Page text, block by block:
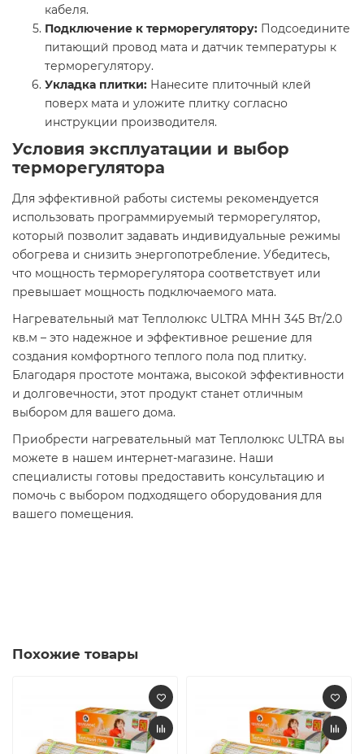
кабеля.​
Подключение к терморегулятору: Подсоедините
питающий провод мата и датчик температуры к
терморегулятору.​
Укладка плитки: Нанесите плиточный клей
поверх мата и уложите плитку согласно
инструкции производителя.​
Условия эксплуатации и выбор
терморегулятора
Для эффективной работы системы рекомендуется
использовать программируемый терморегулятор,
который позволит задавать индивидуальные режимы
обогрева и снизить энергопотребление. Убедитесь,
что мощность терморегулятора соответствует или
превышает мощность подключаемого мата.​
Нагревательный мат Теплолюкс ULTRA МНН 345 Вт/2.0
кв.м – это надежное и эффективное решение для
создания комфортного теплого пола под плитку.
Благодаря простоте монтажа, высокой эффективности
и долговечности, этот продукт станет отличным
выбором для вашего дома.​
Приобрести нагревательный мат Теплолюкс ULTRA вы
можете в нашем интернет-магазине. Наши
специалисты готовы предоставить консультацию и
помочь с выбором подходящего оборудования для
вашего помещения.
Похожие товары